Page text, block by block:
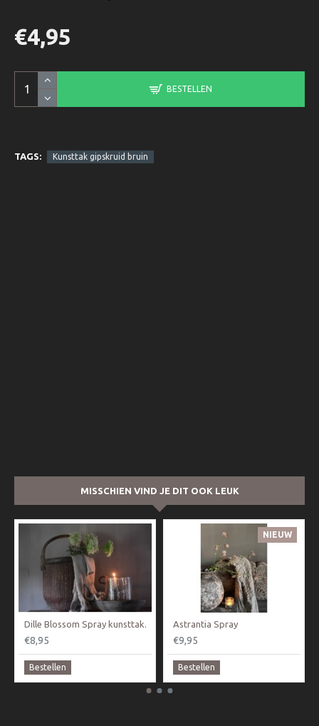
€4,95
BESTELLEN
TAGS: Kunsttak gipskruid bruin
MISSCHIEN VIND JE DIT OOK LEUK
Dille Blossom Spray kunsttak.
€8,95
Bestellen
NIEUW
Astrantia Spray
€9,95
Bestellen